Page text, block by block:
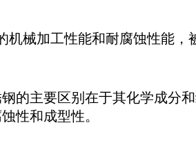
机械加工性能和耐腐蚀性能
钢的主要区别在于其化学成分
性和成型性。